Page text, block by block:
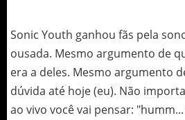
Sonic Youth ganhou fãs pela
ousada. Mesmo argumento de
era a deles. Mesmo argumento
dúvida até hoje (eu). Não
ao vivo você vai pensar: